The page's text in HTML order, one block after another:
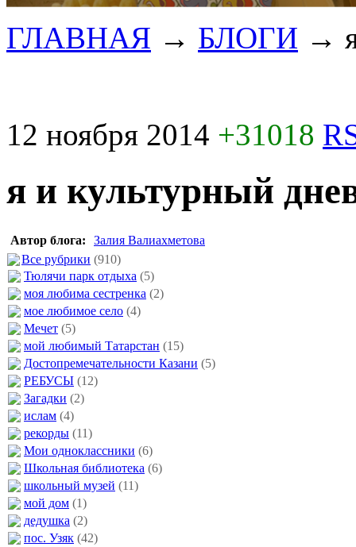
ГЛАВНАЯ → БЛОГИ →
12 ноября 2014 +31018
я и культурный
Автор блога:
Залия Валиахметова
Все рубрики (910)
Тюлячи парк отдыха (5)
моя любима сестренка (2)
мое любимое село (4)
Мечет (5)
мой любимый Татарстан (15)
Достопремечательности Казани (5)
РЕБУСЫ (12)
Загадки (2)
ислам (4)
рекорды (11)
Мои одноклассники (6)
Школьная библиотека (6)
школьный музей (11)
мой дом (1)
дедушка (2)
пос. Узяк (42)